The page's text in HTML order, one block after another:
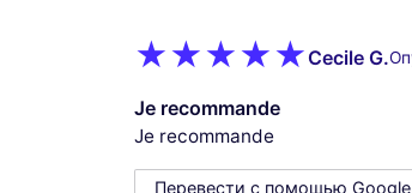
Cecile G.
Je recommande
Je recommande
Перевести с помощью Google